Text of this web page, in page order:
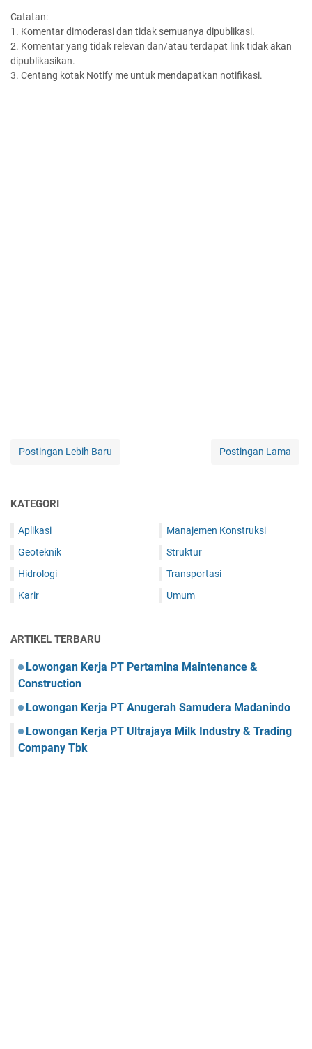
Catatan:
1. Komentar dimoderasi dan tidak semuanya dipublikasi.
2. Komentar yang tidak relevan dan/atau terdapat link tidak akan
dipublikasikan.
3. Centang kotak Notify me untuk mendapatkan notifikasi.
Postingan Lebih Baru Postingan Lama
KATEGORI
Aplikasi
Geoteknik
Hidrologi
Karir
Manajemen Konstruksi
Struktur
Transportasi
Umum
ARTIKEL TERBARU
Lowongan Kerja PT Pertamina Maintenance &
Construction
Lowongan Kerja PT Anugerah Samudera Madanindo
Lowongan Kerja PT Ultrajaya Milk Industry & Trading
Company Tbk